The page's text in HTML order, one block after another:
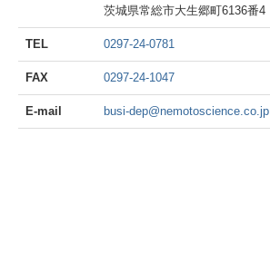
茨城県常総市大生郷町6136番4
TEL 0297-24-0781
FAX 0297-24-1047
E-mail busi-dep@nemotoscience.co.jp